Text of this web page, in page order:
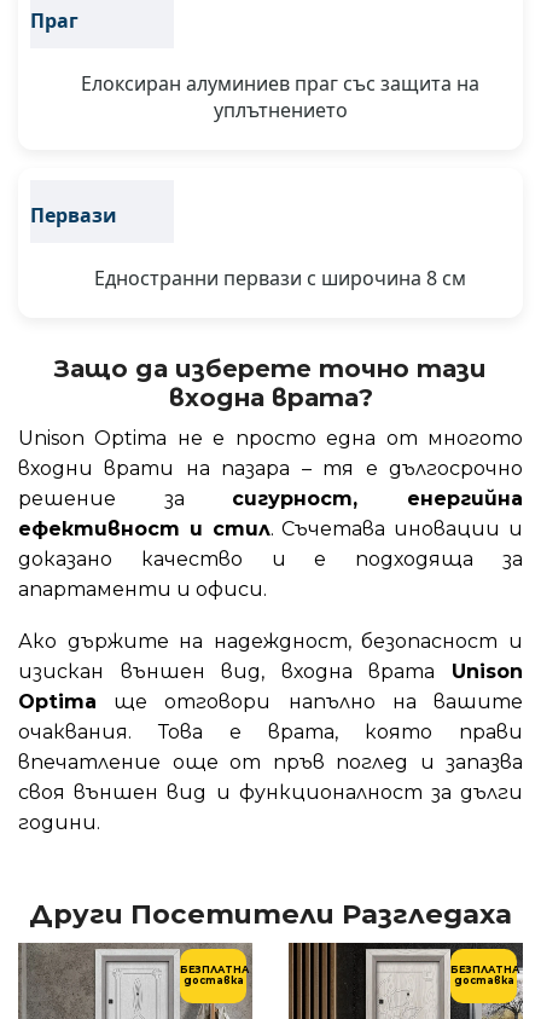
Праг
Елоксиран алуминиев праг със защита на
уплътнението
Первази
Едностранни первази с широчина 8 см
Защо да изберете точно тази
входна врата?
Unison Optima не е просто една от многото
входни врати на пазара – тя е дългосрочно
решение за сигурност, енергийна
ефективност и стил. Съчетава иновации и
доказано качество и е подходяща за
апартаменти и офиси.
Ако държите на надеждност, безопасност и
изискан външен вид, входна врата Unison
Optima ще отговори напълно на вашите
очаквания. Това е врата, която прави
впечатление още от пръв поглед и запазва
своя външен вид и функционалност за дълги
години.
Други Посетители Разгледаха
БЕЗПЛАТНА
доставка
БЕЗПЛАТНА
доставка